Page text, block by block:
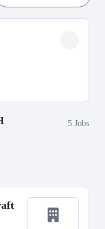
5 Jobs